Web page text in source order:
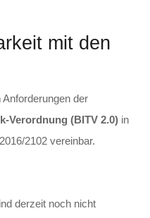
mit den
der
Verordnung (BITV 2.0) in
2102 vereinbar.
derzeit noch nicht